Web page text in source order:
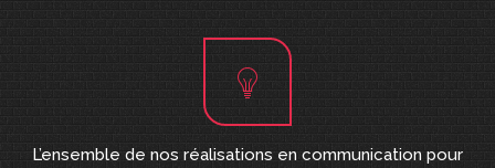
L’ensemble de nos réalisations en communication pour